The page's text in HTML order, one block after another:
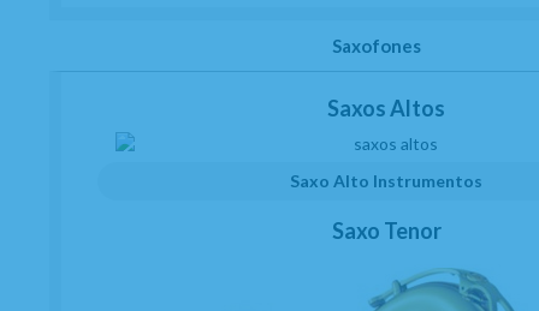
Saxofones
Saxos Altos
Saxo Alto Instrumentos
Saxo Tenor